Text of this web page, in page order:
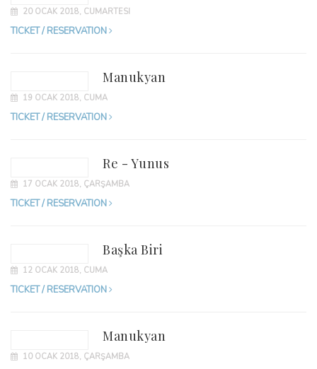
20 OCAK 2018, CUMARTESI
TICKET / RESERVATION
Manukyan
19 OCAK 2018, CUMA
TICKET / RESERVATION
Re - Yunus
17 OCAK 2018, ÇARŞAMBA
TICKET / RESERVATION
Başka Biri
12 OCAK 2018, CUMA
TICKET / RESERVATION
Manukyan
10 OCAK 2018, ÇARŞAMBA